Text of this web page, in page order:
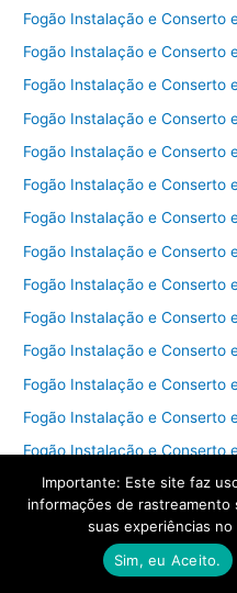
Fogão Instalação e Conserto
Fogão Instalação e Conserto
Fogão Instalação e Conserto
Fogão Instalação e Conserto
Fogão Instalação e Conserto
Fogão Instalação e Conserto
Fogão Instalação e Conserto
Fogão Instalação e Conserto
Fogão Instalação e Conserto
Fogão Instalação e Conserto
Fogão Instalação e Conserto
Fogão Instalação e Conserto
Fogão Instalação e Conserto
Fogão Instalação e Conserto
Fogão Instalação e Conserto
Fogão Instalação e Conserto
Fogão Instalação e Conserto
Importante: Este site faz
informações de
suas experiências
Sim, eu Aceito.